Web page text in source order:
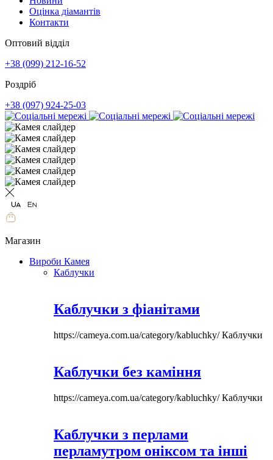
Оцінка діамантів
Контакти
Оптовий відділ
+38 (099) 212-16-52
Роздріб
+38 (097) 924-25-03
Магазин
Вироби Камея
Каблучки
Каблучки з фіанітами
https://cameya.com.ua/category/kabluchky/Каблучки
Каблучки без каміння
https://cameya.com.ua/category/kabluchky/Каблучки
Каблучки з перлами
перламутром оніксом та інші